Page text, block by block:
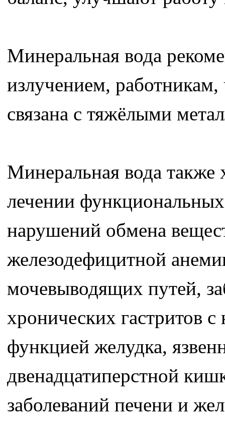
Минеральная вода
излучением, работникам,
связана с тяжёлыми
Минеральная вода также
лечении
нарушений обмена
железодефицитной
мочевыводящих путей,
хронических гастритов
функцией желудка,
двенадцатиперстной
заболеваний печени и